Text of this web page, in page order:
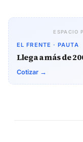
ESPACIO
EL FRENTE · PAUTA
Llega a más de
Cotizar →